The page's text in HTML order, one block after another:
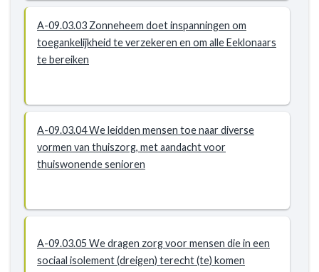
A-09.03.03 Zonneheem doet inspanningen om
toegankelijkheid te verzekeren en om alle Eeklonaars
te bereiken
A-09.03.04 We leidden mensen toe naar diverse
vormen van thuiszorg, met aandacht voor
thuiswonende senioren
A-09.03.05 We dragen zorg voor mensen die in een
sociaal isolement (dreigen) terecht (te) komen